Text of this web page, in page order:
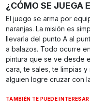
¿CÓMO SE JUEGA
El juego se arma por
naranjas. La misión es
llevarla del punto A al
a balazos. Todo ocurre
pintura que se ve desde
cara, te sales, te limpias
alguien logre cruzar con
TAMBIÉN TE PUEDE INTERESAR